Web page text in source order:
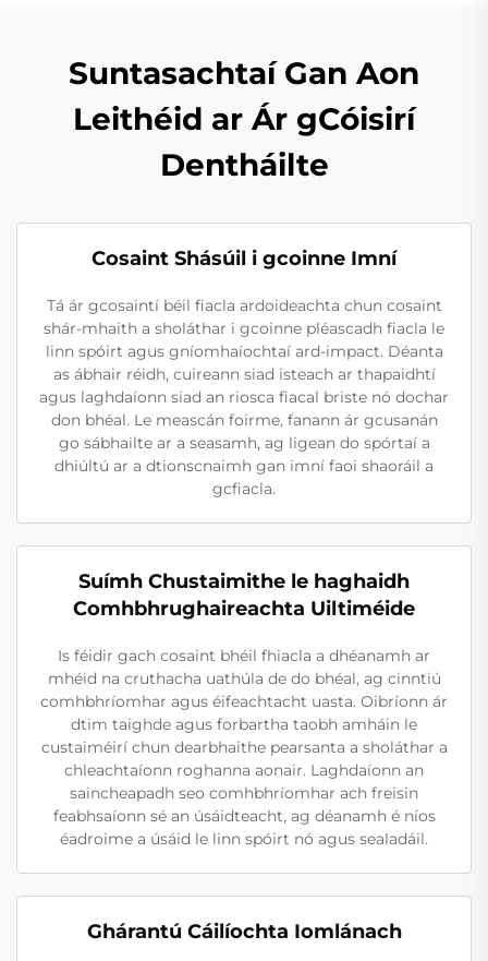
Suntasachtaí Gan Aon
Leithéid ar Ár gCóisirí
Dentháilte
Cosaint Shásúil i gcoinne Imní
Tá ár gcosaintí béil fiacla ardoideachta chun cosaint
shár-mhaith a sholáthar i gcoinne pléascadh fiacla le
linn spóirt agus gníomhaíochtaí ard-impact. Déanta
as ábhair réidh, cuireann siad isteach ar thapaidhtí
agus laghdaíonn siad an riosca fiacal briste nó dochar
don bhéal. Le meascán foirme, fanann ár gcusanán
go sábhailte ar a seasamh, ag ligean do spórtaí a
dhiúltú ar a dtionscnaimh gan imní faoi shaoráil a
gcfiacla.
Suímh Chustaimithe le haghaidh
Comhbhrughaireachta Uiltiméide
Is féidir gach cosaint bhéil fhiacla a dhéanamh ar
mhéid na cruthacha uathúla de do bhéal, ag cinntiú
comhbhríomhar agus éifeachtacht uasta. Oibríonn ár
dtim taighde agus forbartha taobh amháin le
custaiméirí chun dearbhaithe pearsanta a sholáthar a
chleachtaíonn roghanna aonair. Laghdaíonn an
saincheapadh seo comhbhríomhar ach freisin
feabhsaíonn sé an úsáidteacht, ag déanamh é níos
éadroime a úsáid le linn spóirt nó agus sealadáil.
Ghárantú Cáilíochta Iomlánach